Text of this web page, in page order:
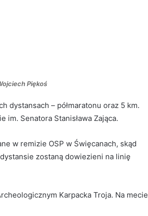
Piękoś
dystansach – półmaratonu oraz 5 km.
Senatora Stanisława Zająca.
w remizie OSP w Święcanach, skąd
zostaną dowiezieni na linię
Karpacka Troja. Na mecie